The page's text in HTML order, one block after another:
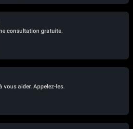
consultation gratuite.
vous aider. Appelez-les.